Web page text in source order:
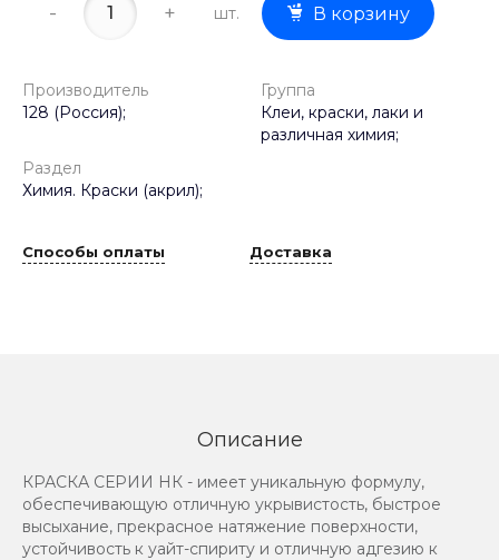
- + шт. В корзину
Производитель
128 (Россия);
Группа
Клеи, краски, лаки и
различная химия;
Раздел
Химия. Краски (акрил);
Способы оплаты Доставка
Описание
КРАСКА СЕРИИ НК - имеет уникальную формулу,
обеспечивающую отличную укрывистость, быстрое
высыхание, прекрасное натяжение поверхности,
устойчивость к уайт-спириту и отличную адгезию к